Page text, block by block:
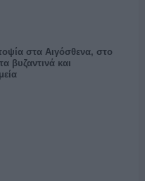
στα Αιγόσθενα, στο
βυζαντινά και